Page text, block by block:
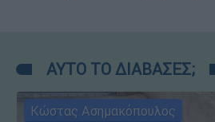
ΑΥΤΟ ΤΟ ΔΙΑΒΑΣΕΣ;
Κώστας Ασημακόπουλος